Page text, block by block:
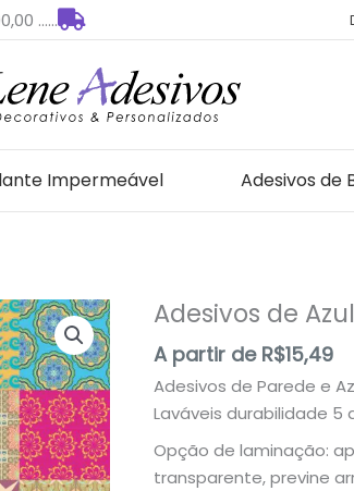
......
Impermeável Adesivos de
Adesivos de
A partir de R$15,49
Adesivos de Parede e
Laváveis durabilidade 5
Opção de laminação:
transparente, previne
Adesivos
Azulejo
para
Cozinha
quantidade